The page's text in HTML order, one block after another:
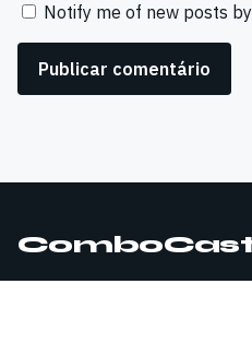
Notify me of new posts